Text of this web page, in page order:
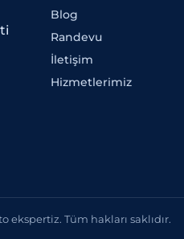
Blog
Randevu
İletişim
Hizmetlerimiz
Tüm hakları saklıdır.